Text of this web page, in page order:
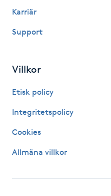
IR-massage
K18
Kemisk peeling
Keratinbehandling
Karriär
Support
Villkor
Etisk policy
Integritetspolicy
Cookies
Allmäna villkor